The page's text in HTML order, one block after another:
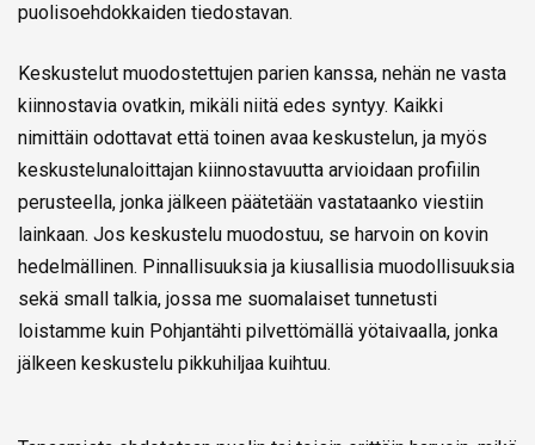
puolisoehdokkaiden tiedostavan.
Keskustelut muodostettujen parien kanssa, nehän ne vasta
kiinnostavia ovatkin, mikäli niitä edes syntyy. Kaikki
nimittäin odottavat että toinen avaa keskustelun, ja myös
keskustelunaloittajan kiinnostavuutta arvioidaan profiilin
perusteella, jonka jälkeen päätetään vastataanko viestiin
lainkaan. Jos keskustelu muodostuu, se harvoin on kovin
hedelmällinen. Pinnallisuuksia ja kiusallisia muodollisuuksia
sekä small talkia, jossa me suomalaiset tunnetusti
loistamme kuin Pohjantähti pilvettömällä yötaivaalla, jonka
jälkeen keskustelu pikkuhiljaa kuihtuu.